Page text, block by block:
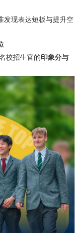
发现表达短板与提升空
校招生官的印象分与